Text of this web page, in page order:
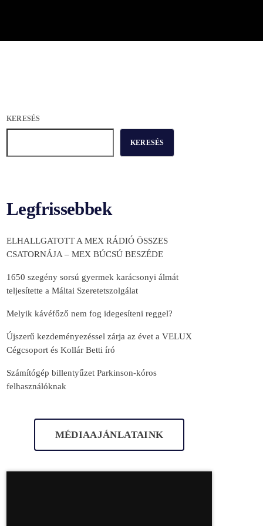
KERESÉS
KERESÉS
Legfrissebbek
ELHALLGATOTT A MEX RÁDIÓ ÖSSZES
CSATORNÁJA – MEX BÚCSÚ BESZÉDE
1650 szegény sorsú gyermek karácsonyi álmát
teljesítette a Máltai Szeretetszolgálat
Melyik kávéfőző nem fog idegesíteni reggel?
Újszerű kezdeményezéssel zárja az évet a VELUX
Cégcsoport és Kollár Betti író
Számítógép billentyűzet Parkinson-kóros
felhasználóknak
MÉDIAAJÁNLATAINK